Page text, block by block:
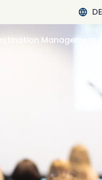
DE
Management